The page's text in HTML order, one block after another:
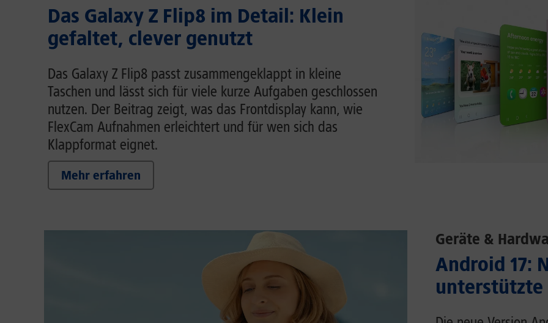
Das Galaxy Z Flip8 im Detail: Klein
gefaltet, clever genutzt
Das Galaxy Z Flip8 passt zusammengeklappt in kleine
Taschen und lässt sich für viele kurze Aufgaben geschlossen
nutzen. Der Beitrag zeigt, was das Frontdisplay kann, wie
FlexCam Aufnahmen erleichtert und für wen sich das
Klappformat eignet.
Mehr erfahren
Geräte &
Android 17:
unterstützte